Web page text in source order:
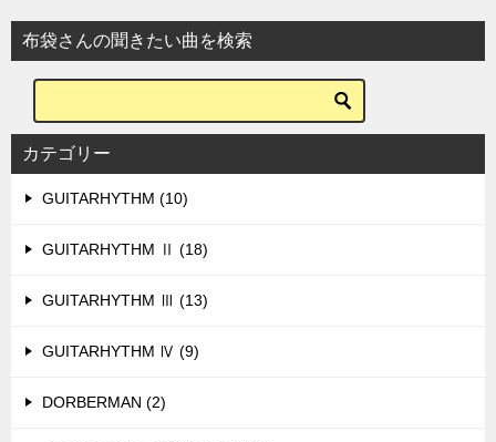
布袋さんの聞きたい曲を検索
カテゴリー
GUITARHYTHM (10)
GUITARHYTHM Ⅱ (18)
GUITARHYTHM Ⅲ (13)
GUITARHYTHM Ⅳ (9)
DORBERMAN (2)